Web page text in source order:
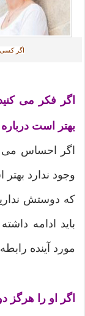
اگر کسی
اگر فکر می
بهتر است
اگر احساس می
وجود ندارد
که دوستش
باید ادامه
مورد آینده
اگر او را هرگز